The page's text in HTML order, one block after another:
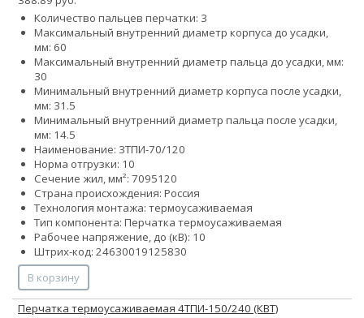
Количество пальцев перчатки: 3
Максимальный внутренний диаметр корпуса до усадки,
мм: 60
Максимальный внутренний диаметр пальца до усадки, мм:
30
Минимальный внутренний диаметр корпуса после усадки,
мм: 31.5
Минимальный внутренний диаметр пальца после усадки,
мм: 14.5
Наименование: 3ТПИ-70/120
Норма отгрузки: 10
Сечение жил, мм²: 7095120
Страна происхождения: Россия
Технология монтажа: термоусаживаемая
Тип компонента: Перчатка термоусаживаемая
Рабочее напряжение, до (кВ): 10
Штрих-код: 24630019125830
В корзину
Перчатка термоусаживаемая 4ТПИ-150/240 (КВТ)